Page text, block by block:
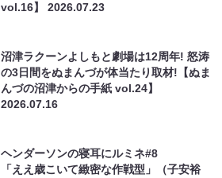
vol.16】2026.07.23
沼津ラクーンよしもと劇場は12周年! 怒涛
の3日間をぬまんづが体当たり取材!【ぬま
んづの沼津からの手紙 vol.24】
2026.07.16
ヘンダーソンの寝耳にルミネ#8
「ええ歳こいて緻密な作戦型」（子安裕